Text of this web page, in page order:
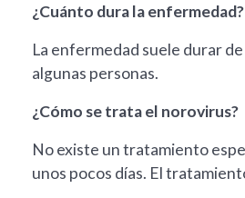
¿Cuánto dura la enfermedad?
La enfermedad suele durar
algunas personas.
¿Cómo se trata el norovirus?
No existe un tratamiento
unos pocos días. El